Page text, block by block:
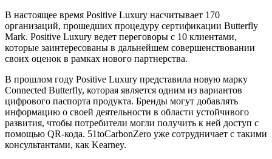
В настоящее время Positive Luxury насчитывает 170
организаций, прошедших процедуру сертификации Butterfly
Mark. Positive Luxury ведет переговоры с 10 клиентами,
которые заинтересованы в дальнейшем совершенствовании
своих оценок в рамках нового партнерства.
В прошлом году Positive Luxury представила новую марку
Connected Butterfly, которая является одним из вариантов
цифрового паспорта продукта. Бренды могут добавлять
информацию о своей деятельности в области устойчивого
развития, чтобы потребители могли получить к ней доступ с
помощью QR-кода. 51toCarbonZero уже сотрудничает с такими
консультантами, как Kearney.